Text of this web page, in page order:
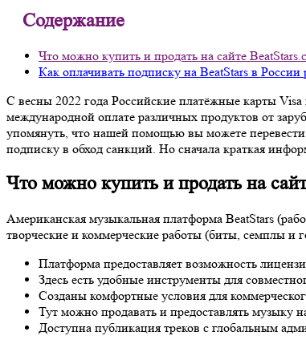
Содержание
Что можно купить и продать на сайте
Как оплачивать подписку на BeatStars в
С весны 2022 года Российские платёжные карты
международной оплате различных продуктов от
упомянуть, что нашей помощью вы можете перевести
подписку в обход санкций. Но сначала краткая
Что можно купить и продать на
Американская музыкальная платформа BeatStars
творческие и коммерческие работы (биты, семплы и
Платформа предоставляет возможность
Здесь есть удобные инструменты для
Созданы комфортные условия для
Тут можно продавать и предоставлять музыку
Доступна публикация треков с глобальным